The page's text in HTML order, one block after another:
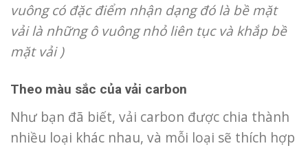
vuông có đặc điểm nhận dạng đó là bề mặt
vải là những ô vuông nhỏ liên tục và khắp bề
mặt vải )
Theo màu sắc của vải carbon
Như bạn đã biết, vải carbon được chia thành
nhiều loại khác nhau, và mỗi loại sẽ thích hợp